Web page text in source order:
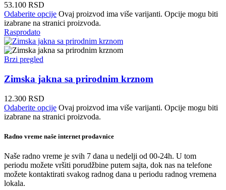
53.100 RSD
Odaberite opcije Ovaj proizvod ima više varijanti. Opcije mogu biti
izabrane na stranici proizvoda.
Rasprodato
Brzi pregled
Zimska jakna sa prirodnim krznom
12.300 RSD
Odaberite opcije Ovaj proizvod ima više varijanti. Opcije mogu biti
izabrane na stranici proizvoda.
Radno vreme naše internet prodavnice
Naše radno vreme je svih 7 dana u nedelji od 00-24h. U tom
periodu možete vršiti porudžbine putem sajta, dok nas na telefone
možete kontaktirati svakog radnog dana u periodu radnog vremena
lokala.